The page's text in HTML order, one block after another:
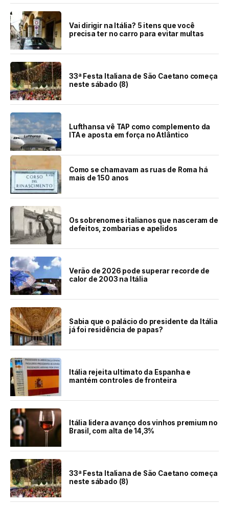
Vai dirigir na Itália? 5 itens que você
precisa ter no carro para evitar multas
33ª Festa Italiana de São Caetano começa
neste sábado (8)
Lufthansa vê TAP como complemento da
ITA e aposta em força no Atlântico
Como se chamavam as ruas de Roma há
mais de 150 anos
Os sobrenomes italianos que nasceram de
defeitos, zombarias e apelidos
Verão de 2026 pode superar recorde de
calor de 2003 na Itália
Sabia que o palácio do presidente da Itália
já foi residência de papas?
Itália rejeita ultimato da Espanha e
mantém controles de fronteira
Itália lidera avanço dos vinhos premium no
Brasil, com alta de 14,3%
33ª Festa Italiana de São Caetano começa
neste sábado (8)